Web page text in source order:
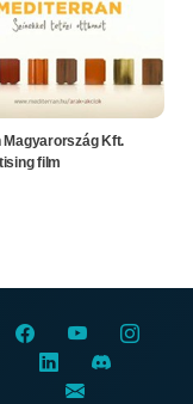
Magyarország Kft.
film